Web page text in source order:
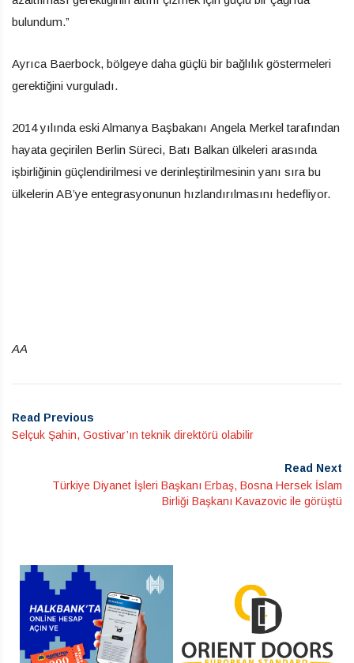
bulundum.”
Ayrıca Baerbock, bölgeye daha güçlü bir bağlılık göstermeleri
gerektiğini vurguladı.
2014 yılında eski Almanya Başbakanı Angela Merkel tarafından
hayata geçirilen Berlin Süreci, Batı Balkan ülkeleri arasında
işbirliğinin güçlendirilmesi ve derinleştirilmesinin yanı sıra bu
ülkelerin AB’ye entegrasyonunun hızlandırılmasını hedefliyor.
AA
Read Previous
Selçuk Şahin, Gostivar’ın teknik direktörü olabilir
Read Next
Türkiye Diyanet İşleri Başkanı Erbaş, Bosna Hersek İslam
Birliği Başkanı Kavazovic ile görüştü